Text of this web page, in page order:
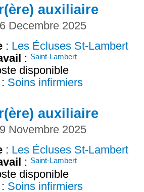
auxiliaire
Decembre 2025
: Les Écluses St-Lambert
: Saint-Lambert
disponible
: Soins infirmiers
auxiliaire
Novembre 2025
: Les Écluses St-Lambert
: Saint-Lambert
disponible
: Soins infirmiers